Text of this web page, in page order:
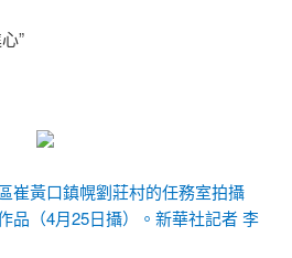
”
崔黃口鎮幌劉莊村的任務室拍攝
品（4月25日攝）。新華社記者 李